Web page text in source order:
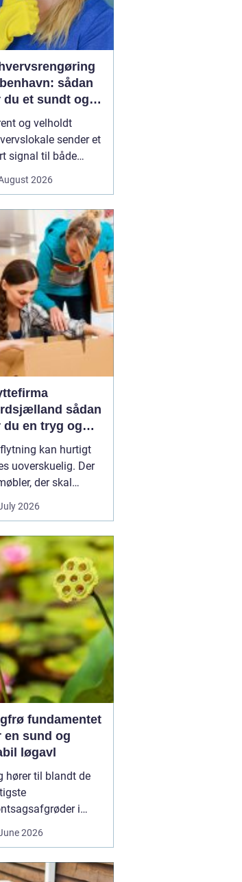
sådan
du et sundt og
og velholdt
sender et
signal til både
virksomheder i
værdien af
rengøring,
støvniveauet stiger,
klager
indeklimaet, eller
kom...
2026
sådan
du en tryg og
flytning
kan hurtigt
uoverskuelig. Der
der skal
kasser der skal
og ofte en stram
i Nordsjælland
derfor at bruge et
flyttefirma,
kan tage sig af det
arbej...
2026
en sund og
løgavl
hører til blandt de
i
løg ligger et
2026